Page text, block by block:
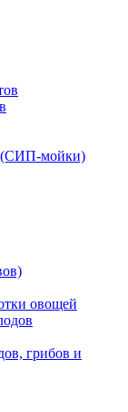
(СИП-мойки)
овощей
грибов и